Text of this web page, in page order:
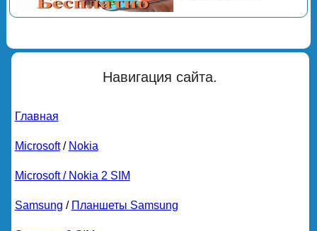
Навигация сайта.
Главная
Microsoft/ Nokia
Microsoft / Nokia 2 SIM
Samsung / Планшеты Samsung